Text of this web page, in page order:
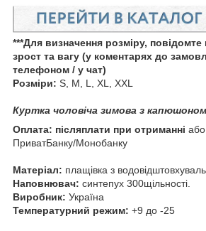
***Для визначення розміру,
зрост та вагу (у коментарях до
телефоном / у чат)
Розміри: S, M, L, XL, XXL
Куртка чоловіча зимова з
Оплата: післяплати при отриманні
ПриватБанку/Монобанку
Матеріал: плащівка з
Наповнювач: синтепух 300щільності.
Виробник: Україна
Температурний режим: +9 до -25